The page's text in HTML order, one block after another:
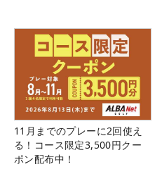
11月までのプレーに2回使え
る！コース限定3,500円クー
ポン配布中！